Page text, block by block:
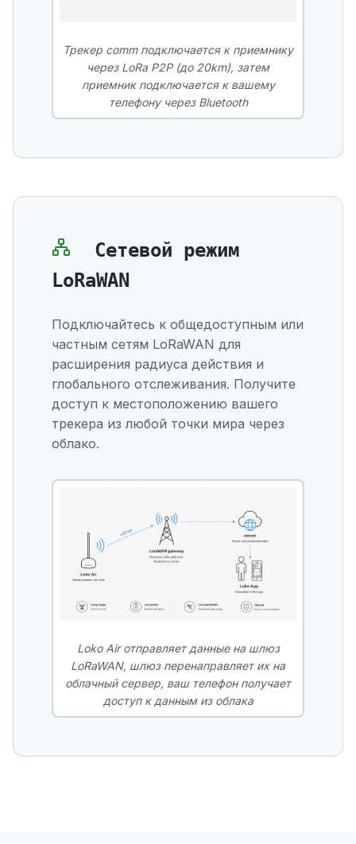
Трекер comm подключается к приемнику
через LoRa P2P (до 20km), затем
приемник подключается к вашему
телефону через Bluetooth
Сетевой режим
LoRaWAN
Подключайтесь к общедоступным или
частным сетям LoRaWAN для
расширения радиуса действия и
глобального отслеживания. Получите
доступ к местоположению вашего
трекера из любой точки мира через
облако.
Loko Air отправляет данные на шлюз
LoRaWAN, шлюз перенаправляет их на
облачный сервер, ваш телефон получает
доступ к данным из облака